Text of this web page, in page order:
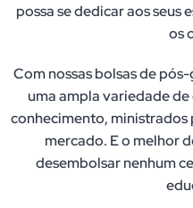
possa se dedicar aos seus
os
Com nossas bolsas de
uma ampla variedade de
conhecimento, ministrados
mercado. E o melhor
desembolsar nenhum